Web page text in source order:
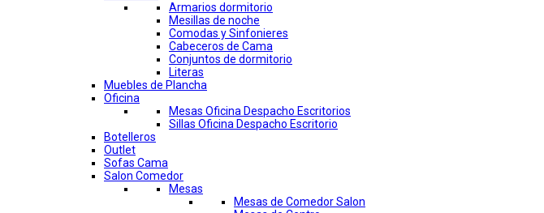
Armarios dormitorio
Mesillas de noche
Comodas y Sinfonieres
Cabeceros de Cama
Conjuntos de dormitorio
Literas
Muebles de Plancha
Oficina
Mesas Oficina Despacho Escritorios
Sillas Oficina Despacho Escritorio
Botelleros
Outlet
Sofas Cama
Salon Comedor
Mesas
Mesas de Comedor Salon